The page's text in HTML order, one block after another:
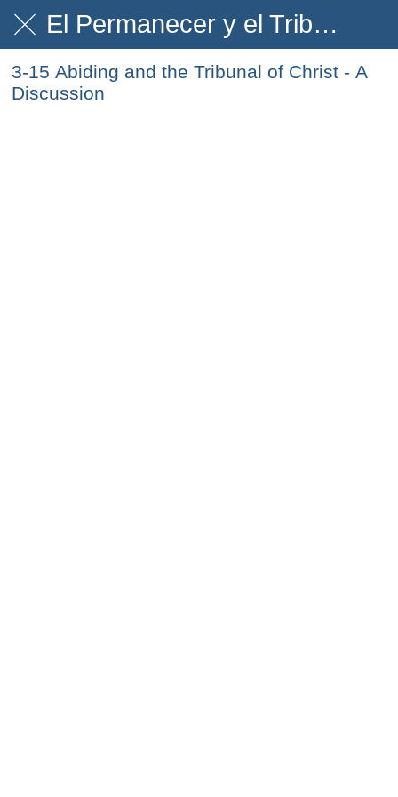
El Permanecer y el Tribunal
3-15 Abiding and the Tribunal of Christ - A
Discussion